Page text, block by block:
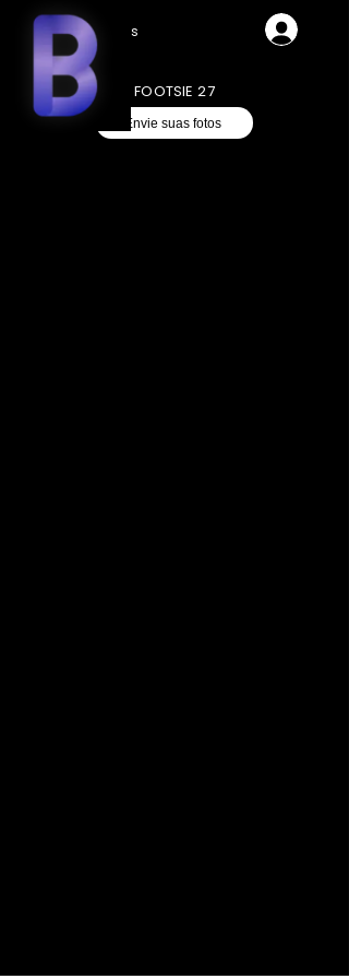
Videos
FOOTSIE 27
Envie suas fotos